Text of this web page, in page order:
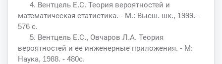
4. Вентцель Е.С. Теория вероятностей и
математическая статистика. - М.: Высш. шк., 1999. –
576 с.
5. Вентцель Е.С., Овчаров Л.А. Теория
вероятностей и ее инженерные приложения. - М:
Наука, 1988. - 480с.